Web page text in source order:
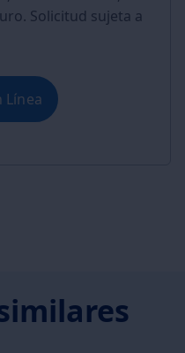
Solicitud sujeta a
Línea